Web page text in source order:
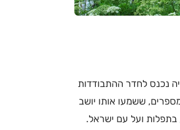
נכנס לחדר ההתבודדות
ששמעו אותו יושב
ועל עם ישראל.